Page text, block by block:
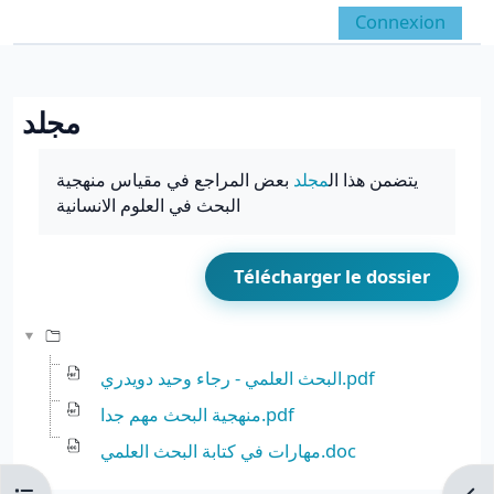
Panneau latéral
Activer/désactiver la
Connexion
مجلد
يتضمن هذا المجلد بعض المراجع في مقياس منهجية
البحث في العلوم الانسانية
Télécharger le dossier
البحث العلمي - رجاء وحيد دويدري.pdf
منهجية البحث مهم جدا.pdf
مهارات في كتابة البحث العلمي.doc